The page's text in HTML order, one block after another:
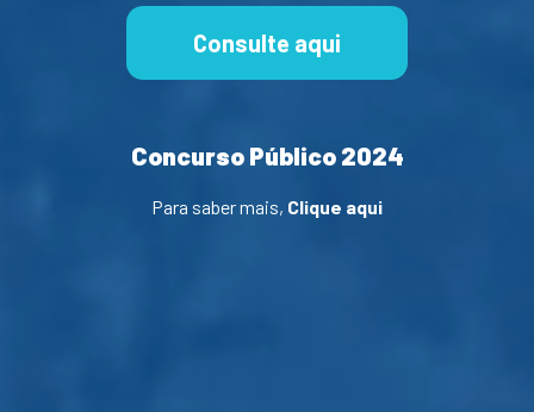
Consulte aqui
Concurso Público 2024
Para saber mais, Clique aqui